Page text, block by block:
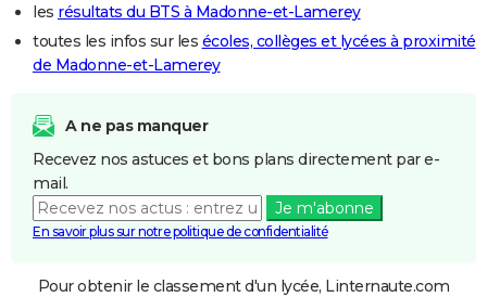
les résultats du BTS à Madonne-et-Lamerey
toutes les infos sur les écoles, collèges et lycées à proximité
de Madonne-et-Lamerey
A ne pas manquer
Recevez nos astuces et bons plans directement par e-
mail.
Je m'abonne
En savoir plus sur notre politique de confidentialité
Pour obtenir le classement d'un lycée, Linternaute.com